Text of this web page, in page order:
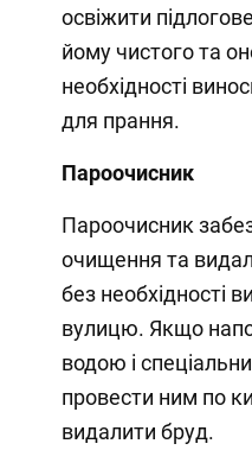
освіжити
йому чистого та
необхідності
для прання.
Пароочисник
Пароочисник
очищення та
без необхідності
вулицю. Якщо
водою і
провести ним по
видалити бруд.